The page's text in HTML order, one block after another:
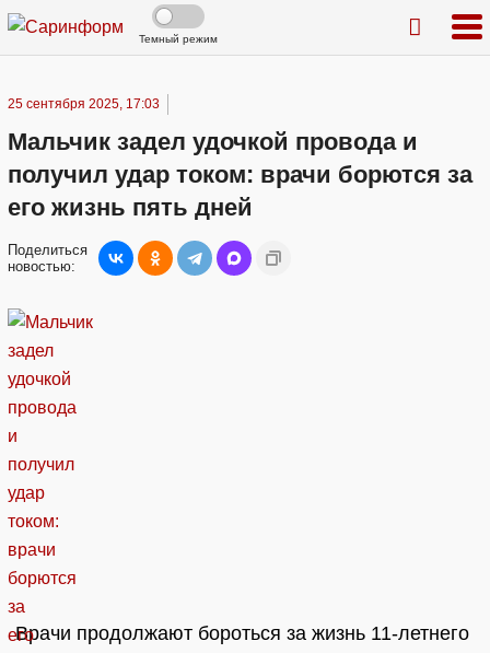
Темный режим
25 сентября 2025, 17:03
Мальчик задел удочкой провода и
получил удар током: врачи борются за
его жизнь пять дней
Поделиться
новостью:
Врачи продолжают бороться за жизнь 11-летнего